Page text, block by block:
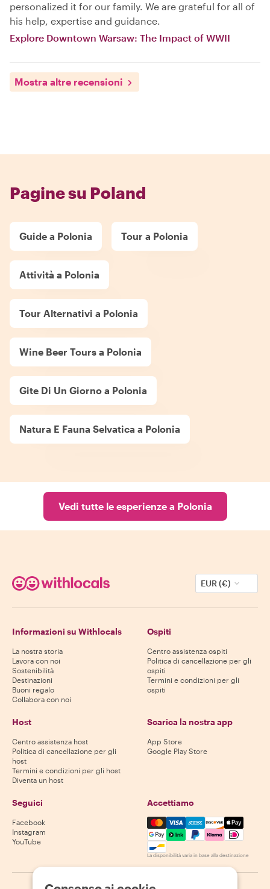
personalized it for our family. We are grateful for all of
his help, expertise and guidance.
Explore Downtown Warsaw: The Impact of WWII
Mostra altre recensioni
Pagine su Poland
Guide a Polonia Tour a Polonia
Attività a Polonia
Tour Alternativi a Polonia
Wine Beer Tours a Polonia
Gite Di Un Giorno a Polonia
Natura E Fauna Selvatica a Polonia
Vedi tutte le esperienze a Polonia
EUR (€)
Informazioni su Withlocals
La nostra storia
Lavora con noi
Sostenibilità
Destinazioni
Buoni regalo
Collabora con noi
Ospiti
Centro assistenza ospiti
Politica di cancellazione per gli
ospiti
Termini e condizioni per gli
ospiti
Host
Centro assistenza host
Politica di cancellazione per gli
host
Termini e condizioni per gli host
Diventa un host
Scarica la nostra app
App Store
Google Play Store
Seguici
Facebook
Instagram
YouTube
Accettiamo
Mastercard, Visa, Amex,
La disponibilità varia in base alla destinazione